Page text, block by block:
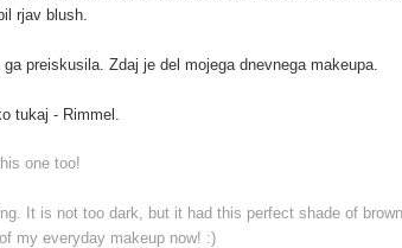
rjav blush.
preiskusila. Zdaj je del mojega dnevnega makeupa.
tukaj - Rimmel.
one too!
It is not too dark, but it had this perfect shade of brown,
my everyday makeup now! :)